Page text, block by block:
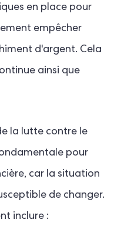
en place pour
empêcher
d'argent. Cela
ainsi que
la lutte contre le
pour
car la situation
de changer.
inclure :